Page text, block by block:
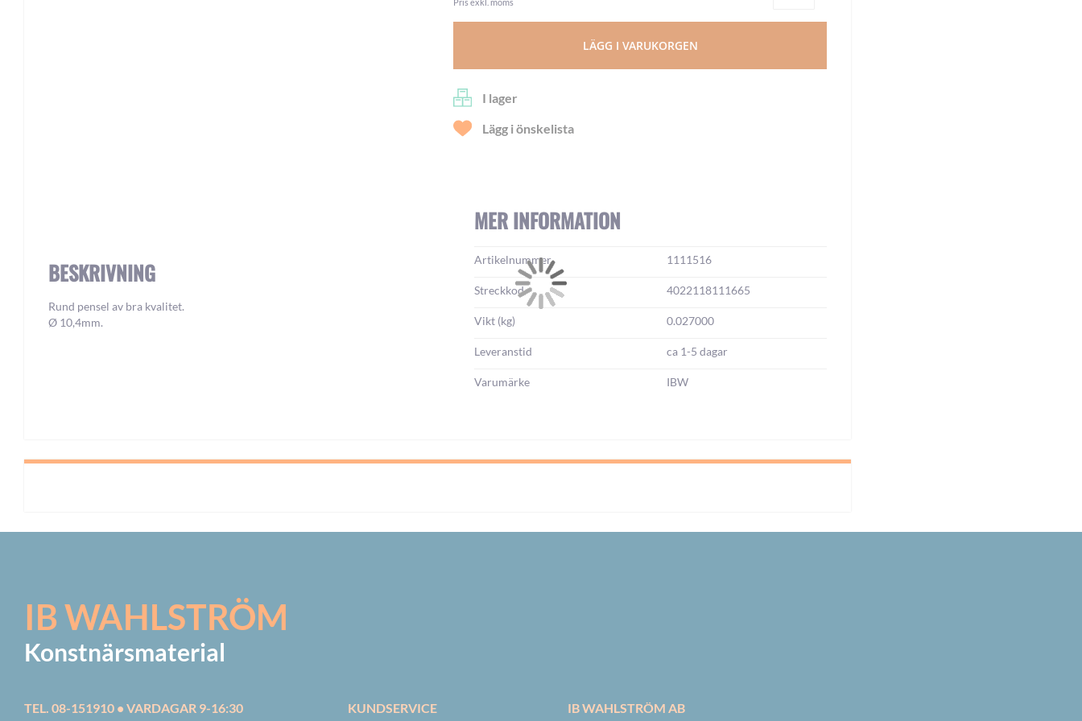
LÄGG I VARUKORGEN
I lager
Lägg i önskelista
BESKRIVNING
Rund pensel av bra kvalitet.
Ø 10,4mm.
MER INFORMATION
Mer
information:
Artikelnummer 1111516
Streckkod 4022118111665
Vikt (kg) 0.027000
Leveranstid ca 1-5 dagar
Varumärke IBW
IB WAHLSTRÖM
Konstnärsmaterial
TEL. 08-151910 • VARDAGAR 9-16:30 KUNDSERVICE IB WAHLSTRÖM AB